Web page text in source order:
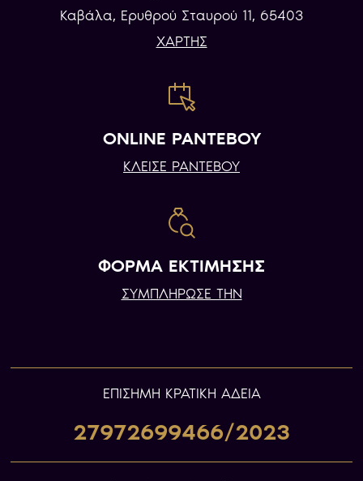
Καβάλα, Eρυθρού Σταυρού 11, 65403
ΧΑΡΤΗΣ
ONLINE ΡΑΝΤΕΒΟΥ
ΚΛΕΙΣΕ ΡΑΝΤΕΒΟΥ
ΦΟΡΜΑ ΕΚΤΙΜΗΣΗΣ
ΣΥΜΠΛΗΡΩΣΕ ΤΗΝ
ΕΠIΣΗΜΗ ΚΡΑΤΙΚΗ ΑΔΕΙΑ
27972699466/2023